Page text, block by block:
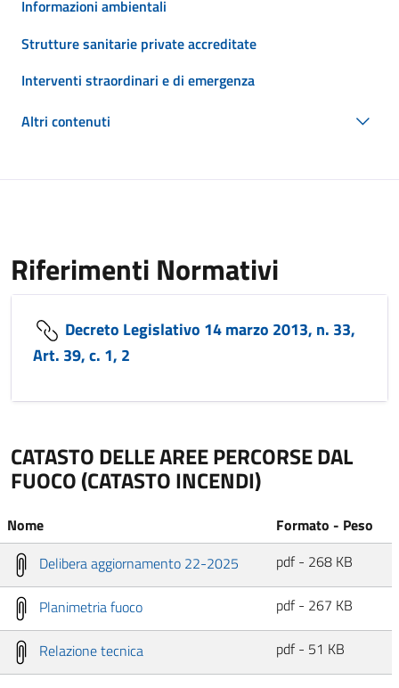
Informazioni ambientali
Strutture sanitarie private accreditate
Interventi straordinari e di emergenza
Altri contenuti
Riferimenti Normativi
Decreto Legislativo 14 marzo 2013, n. 33,
Art. 39, c. 1, 2
CATASTO DELLE AREE PERCORSE DAL
FUOCO (CATASTO INCENDI)
Nome
Formato - Peso
Delibera aggiornamento 22-2025
pdf - 268 KB
Planimetria fuoco pdf - 267 KB
Relazione tecnica pdf - 51 KB